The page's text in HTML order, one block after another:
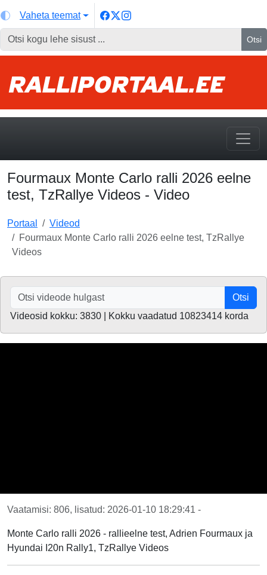
Vaheta teemat
Otsi
Fourmaux Monte Carlo ralli 2026 eelne
test, TzRallye Videos - Video
Portaal
Videod
Fourmaux Monte Carlo ralli 2026 eelne test, TzRallye
Videos
Otsi
Videosid kokku: 3830 | Kokku vaadatud 10823414 korda
Vaatamisi: 806, lisatud: 2026-01-10 18:29:41 -
Monte Carlo ralli 2026 - rallieelne test, Adrien Fourmaux ja
Hyundai I20n Rally1, TzRallye Videos